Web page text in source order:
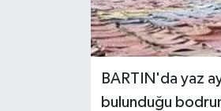
BARTIN'da yaz
bulunduğu